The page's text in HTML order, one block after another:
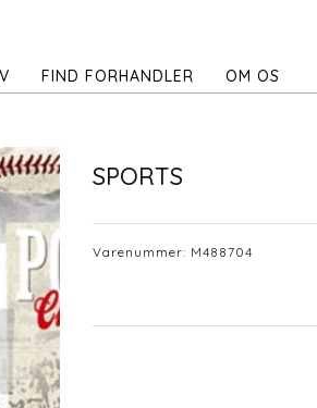
FIND FORHANDLER OM OS
SPORTS
Varenummer: M488704